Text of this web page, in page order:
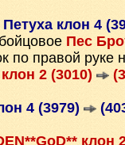
клон 4
Пес
по правой руке
2 (3010)
4 (3979)
клон